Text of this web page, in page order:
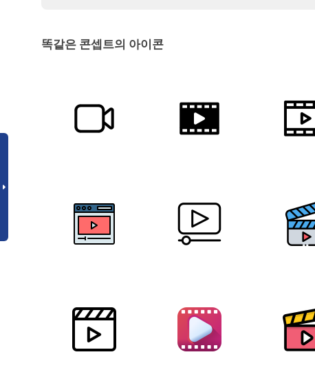
똑같은 콘셉트의 아이콘